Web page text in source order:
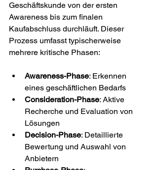
Geschäftskunde von der ersten
Awareness bis zum finalen
Kaufabschluss durchläuft. Dieser
Prozess umfasst typischerweise
mehrere kritische Phasen:
Awareness-Phase: Erkennen
eines geschäftlichen Bedarfs
Consideration-Phase: Aktive
Recherche und Evaluation von
Lösungen
Decision-Phase: Detaillierte
Bewertung und Auswahl von
Anbietern